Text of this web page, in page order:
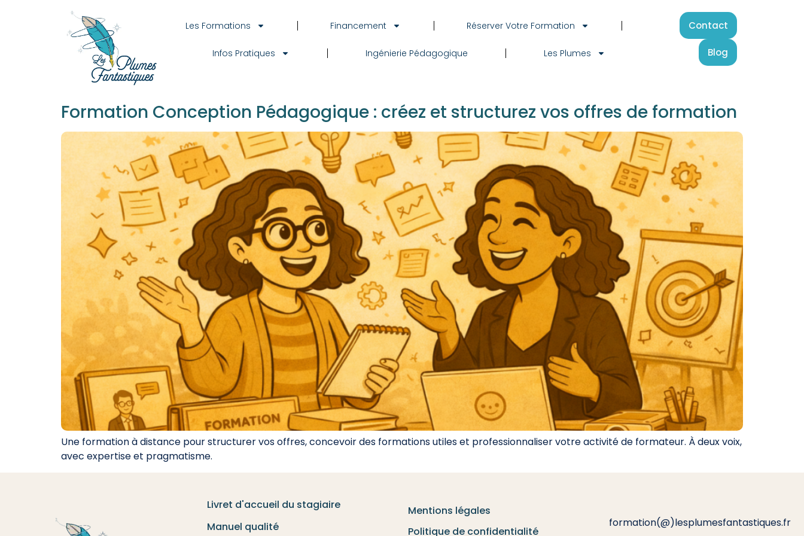
Les Formations Financement Réserver Votre Formation
Infos Pratiques Ingénierie Pédagogique Les Plumes
Contact
Blog
Formation Conception Pédagogique : créez et structurez vos offres de formation
Une formation à distance pour structurer vos offres, concevoir des formations utiles et professionnaliser votre activité de formateur. À deux voix,
avec expertise et pragmatisme.
Livret d'accueil du stagiaire
Manuel qualité
Mentions légales
Politique de confidentialité
formation(@)lesplumesfantastiques.fr